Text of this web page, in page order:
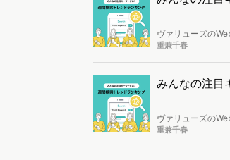
ヴァリューズの
し、トレンドにな
重兼千春
みんなの注目
ヴァリューズの
し、トレンドにな
重兼千春